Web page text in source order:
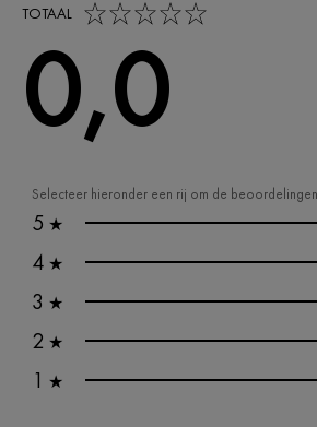
Selecteer hieronder een rij om de
5 ★
4 ★
3 ★
2 ★
1 ★
TOTAAL
0,0 out of 5 stars
0,0